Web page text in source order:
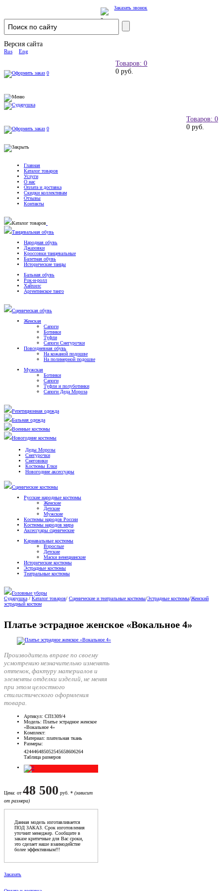
Заказать звонок
Версия сайта
Rus Eng
Товаров: 0
0 руб.
0
Товаров: 0
0 руб.
0
Главная
Каталог товаров
Услуги
О нас
Оплата и доставка
Скидки коллективам
Отзывы
Контакты
Каталог товаров
Танцевальная обувь
Народная обувь
Джазовки
Кроссовки танцевальные
Балетная обувь
Исторические танцы
Бальная обувь
Рок-н-ролл
Хайхилс
Аргентинское танго
Сценическая обувь
Женская
Сапоги
Ботинки
Туфли
Сапоги Снегурочки
Повседневная обувь
На кожаной подошве
На полимерной подошве
Мужская
Ботинки
Сапоги
Туфли и полуботинки
Сапоги Деда Мороза
Репетиционная одежда
Бальная одежда
Военные костюмы
Новогодние костюмы
Деды Морозы
Снегурочки
Снеговики
Костюмы Елки
Новогодние аксессуары
Сценические костюмы
Русские народные костюмы
Женские
Детские
Мужские
Костюмы народов России
Костюмы народов мира
Аксессуары сценические
Карнавальные костюмы
Взрослые
Детские
Маски венецианские
Исторические костюмы
Эстрадные костюмы
Театральные костюмы
Головные уборы
Сударушка / Каталог товаров/ Сценические и театральные костюмы/Эстрадные костюмы/Женский
эстрадный костюм
Платье эстрадное женское «Вокальное 4»
Производитель вправе по своему
усмотрению незначительно изменять
оттенок, фактуру материалов и
элементы отделки изделий, не меняя
при этом целостного
стилистического оформления
товара.
Артикул: СП1309/4
Модель: Платье эстрадное женское
«Вокальное 4»
Комплект:
Материал: плательная ткань
Размеры:
424446485052545658606264
Таблица размеров
Цена: от48 500 руб. * (зависит
от размера)
Данная модель изготавливается
ПОД ЗАКАЗ. Срок изготовления
уточнит менеджер. Сообщите в
заказе критичные для Вас сроки,
это сделает наше взаимодейстие
более эффективным!!!
Заказать